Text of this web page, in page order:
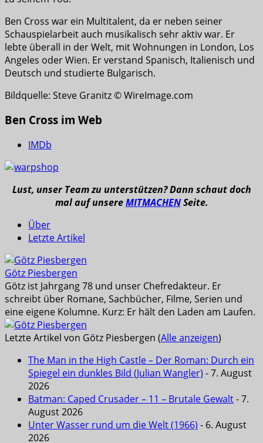
Ben Cross war ein Multitalent, da er neben seiner
Schauspielarbeit auch musikalisch sehr aktiv war. Er
lebte überall in der Welt, mit Wohnungen in London, Los
Angeles oder Wien. Er verstand Spanisch, Italienisch und
Deutsch und studierte Bulgarisch.
Bildquelle: Steve Granitz © WireImage.com
Ben Cross im Web
IMDb
Lust, unser Team zu unterstützen? Dann schaut doch
mal auf unsereMITMACHENSeite.
Über
Letzte Artikel
Götz Piesbergen
Götz ist Jahrgang 78 und unser Chefredakteur. Er
schreibt über Romane, Sachbücher, Filme, Serien und
eine eigene Kolumne. Kurz: Er hält den Laden am Laufen.
Letzte Artikel von Götz Piesbergen (Alle anzeigen)
The Man in the High Castle – Der Roman: Durch ein
Spiegel ein dunkles Bild (Julian Wangler) - 7. August
2026
Batman: Caped Crusader – 11 – Brutale Gewalt- 7.
August 2026
Unter Wasser rund um die Welt (1966) - 6. August
2026